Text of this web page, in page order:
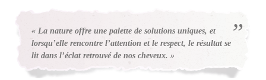
« La nature offre une palette de solutions uniques, et
lorsqu’elle rencontre l’attention et le respect, le résultat se
lit dans l’éclat retrouvé de nos cheveux. »